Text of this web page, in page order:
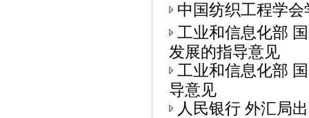
中国纺织工程学
工业和信息化部
发展的指导意见
工业和信息化部
导意见
人民银行 外汇局